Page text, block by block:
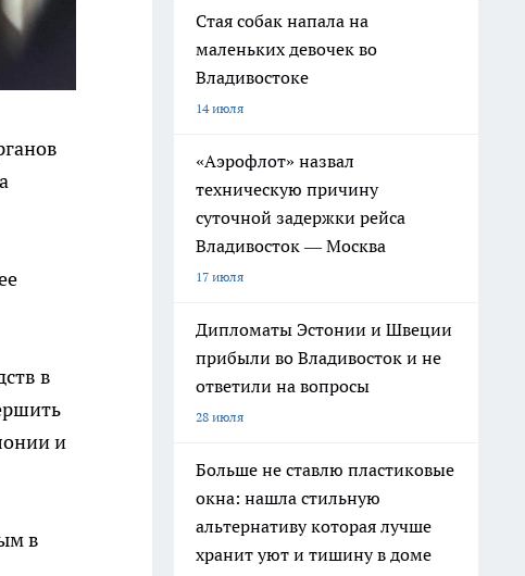
в
и
в
Стая собак напала на
маленьких девочек во
Владивостоке
14 июля
«Аэрофлот» назвал
техническую причину
суточной задержки рейса
Владивосток — Москва
17 июля
Дипломаты Эстонии и Швеции
прибыли во Владивосток и не
ответили на вопросы
28 июля
Больше не ставлю пластиковые
окна: нашла стильную
альтернативу которая лучше
хранит уют и тишину в доме